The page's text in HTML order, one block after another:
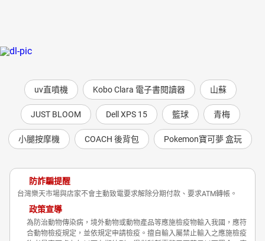
uv直噴機 Kobo Clara 電子書閱讀器 山蘇
JUST BLOOM Dell XPS 15 籃球 青梅
小腿按摩機 COACH 後背包 Pokemon寶可夢 盒玩
防詐騙提醒
台灣樂天市場與店家不會主動致電要求解除分期付款、要求ATM轉帳。
政策宣導
為防治動物傳染病，境外動物或動物產品等應施檢疫物輸入我國，應符
合動物檢疫規定，並依規定申請檢疫。擅自輸入屬禁止輸入之應施檢疫